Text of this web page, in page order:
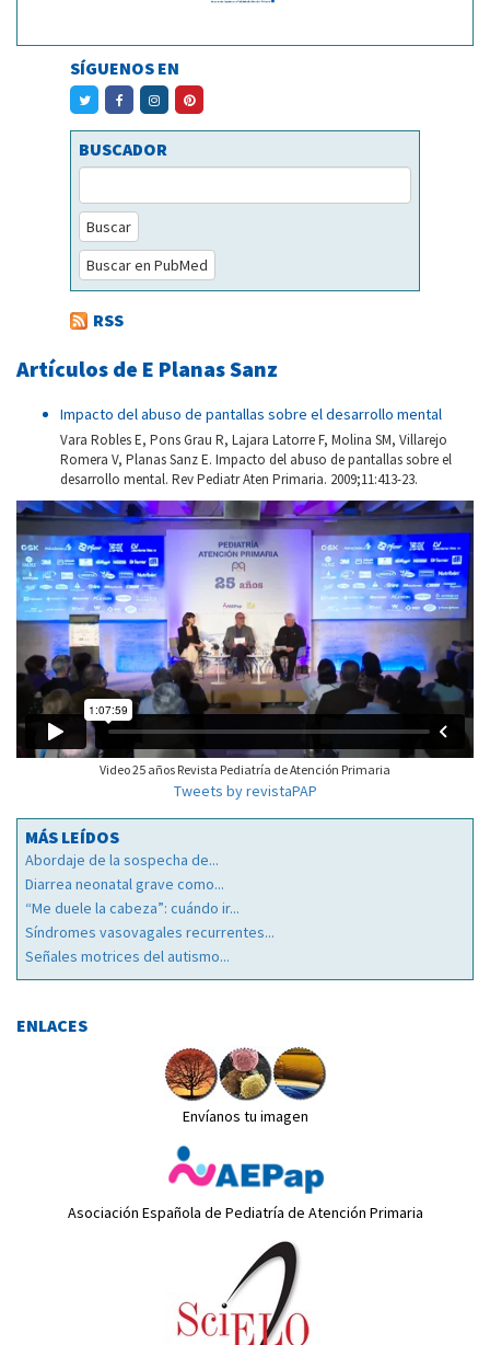
SÍGUENOS EN
BUSCADOR
Buscar
Buscar en PubMed
RSS
Artículos de E Planas Sanz
Impacto del abuso de pantallas sobre el desarrollo mental
Vara Robles E, Pons Grau R, Lajara Latorre F, Molina SM, Villarejo
Romera V, Planas Sanz E. Impacto del abuso de pantallas sobre el
desarrollo mental. Rev Pediatr Aten Primaria. 2009;11:413-23.
Video 25 años Revista Pediatría de Atención Primaria
Tweets by revistaPAP
MÁS LEÍDOS
Abordaje de la sospecha de...
Diarrea neonatal grave como...
“Me duele la cabeza”: cuándo ir...
Síndromes vasovagales recurrentes...
Señales motrices del autismo...
ENLACES
Envíanos tu imagen
Asociación Española de Pediatría de Atención Primaria